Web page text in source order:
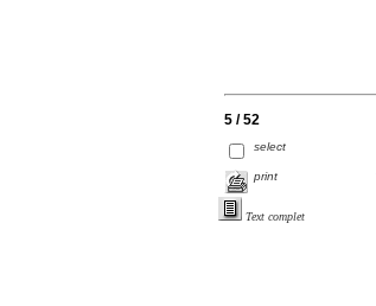
5 / 52
select
print
Text complet